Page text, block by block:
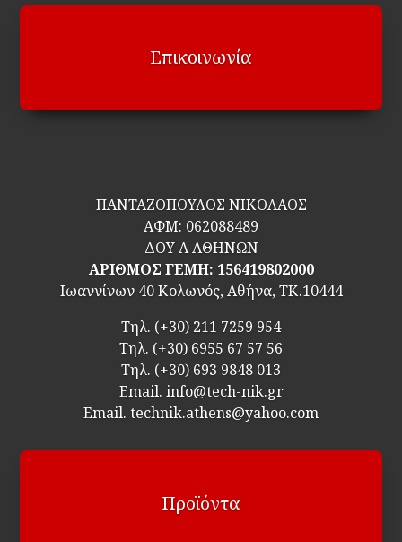
Επικοινωνία
ΠΑΝΤΑΖΟΠΟΥΛΟΣ ΝΙΚΟΛΑΟΣ
ΑΦΜ: 062088489
ΔΟΥ Α ΑΘΗΝΩΝ
ΑΡΙΘΜΟΣ ΓΕΜΗ: 156419802000
Ιωαννίνων 40 Κολωνός, Αθήνα, ΤΚ.10444
Τηλ. (+30) 211 7259 954
Τηλ. (+30) 6955 67 57 56
Τηλ. (+30) 693 9848 013
Email. info@tech-nik.gr
Email. technik.athens@yahoo.com
Προϊόντα